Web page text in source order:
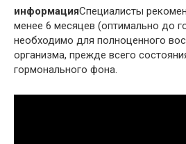
информацияСпециалисты
менее 6 месяцев (оптимально до
необходимо для полноценного
организма, прежде всего
гормонального фона.